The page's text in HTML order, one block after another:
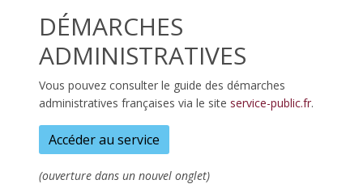
DÉMARCHES
ADMINISTRATIVES
Vous pouvez consulter le guide des démarches
administratives françaises via le site service-public.fr.
Accéder au service
(ouverture dans un nouvel onglet)